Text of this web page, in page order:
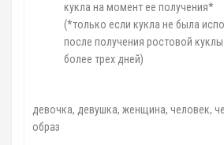
кукла на момент ее получения*
(*только если кукла не была
после получения ростовой
более трех дней)
девочка, девушка, женщина, человек,
образ